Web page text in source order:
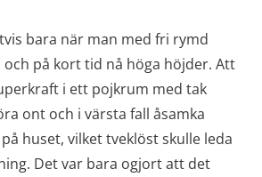
bara när man med fri rymd
på kort tid nå höga höjder. Att
i ett pojkrum med tak
ont och i värsta fall åsamka
huset, vilket tveklöst skulle leda
Det var bara ogjort att det